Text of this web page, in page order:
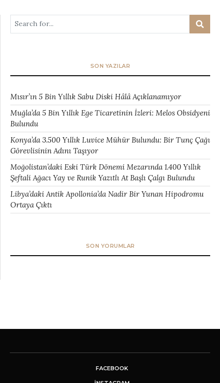
SON YAZILAR
Mısır’ın 5 Bin Yıllık Sabu Diski Hâlâ Açıklanamıyor
Muğla’da 5 Bin Yıllık Ege Ticaretinin İzleri: Melos Obsidyeni
Bulundu
Konya’da 3.500 Yıllık Luvice Mühür Bulundu: Bir Tunç Çağı
Görevlisinin Adını Taşıyor
Moğolistan’daki Eski Türk Dönemi Mezarında 1.400 Yıllık
Şeftali Ağacı Yay ve Runik Yazıtlı At Başlı Çalgı Bulundu
Libya’daki Antik Apollonia’da Nadir Bir Yunan Hipodromu
Ortaya Çıktı
SON YORUMLAR
FACEBOOK